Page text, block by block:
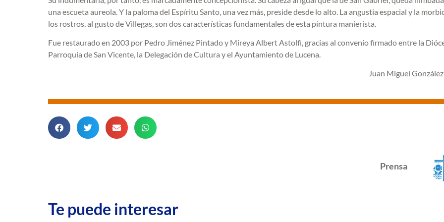
una escueta aureola. Y la paloma del Espíritu Santo, una vez más, preside desde lo alto. La angustia espacial y la
los rostros, al gusto de Villegas, son dos características fundamentales de esta pintura manierista.
Fue restaurado en 2003 por Pedro Jiménez Pintado y Mireya Albert Astolfi, gracias al convenio firmado entre la
Parroquia de San Vicente, la Delegación de Cultura y el Ayuntamiento de Lucena.
Juan Miguel
Prensa
Te puede interesar